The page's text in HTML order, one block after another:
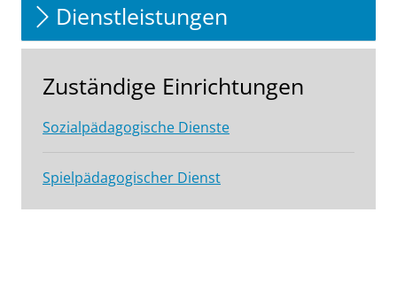
Dienstleistungen
Zuständige Einrichtungen
Sozialpädagogische Dienste
Spielpädagogischer Dienst